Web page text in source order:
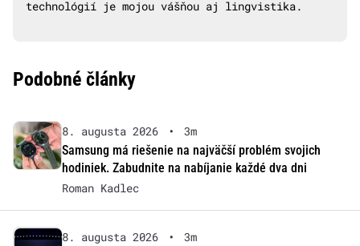
technológií je mojou vášňou aj lingvistika.
Podobné články
8. augusta 2026 •
3m
Samsung má riešenie na najväčší problém svojich
hodiniek. Zabudnite na nabíjanie každé dva dni
Roman Kadlec
8. augusta 2026 •
3m